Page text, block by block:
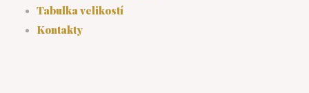
Tabulka velikostí
Kontakty